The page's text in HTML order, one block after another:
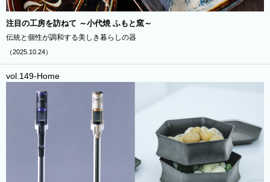
注目の工房を訪ねて ～小代焼 ふもと窯～
伝統と個性が調和する美しき暮らしの器
（2025.10.24）
vol.149-Home